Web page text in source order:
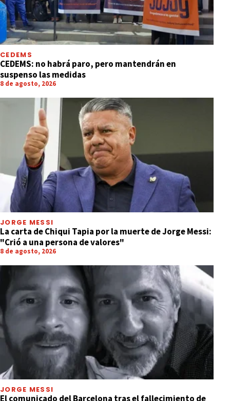
CEDEMS
CEDEMS: no habrá paro, pero mantendrán en
suspenso las medidas
8 de agosto, 2026
JORGE MESSI
La carta de Chiqui Tapia por la muerte de Jorge Messi:
"Crió a una persona de valores"
8 de agosto, 2026
JORGE MESSI
El comunicado del Barcelona tras el fallecimiento de